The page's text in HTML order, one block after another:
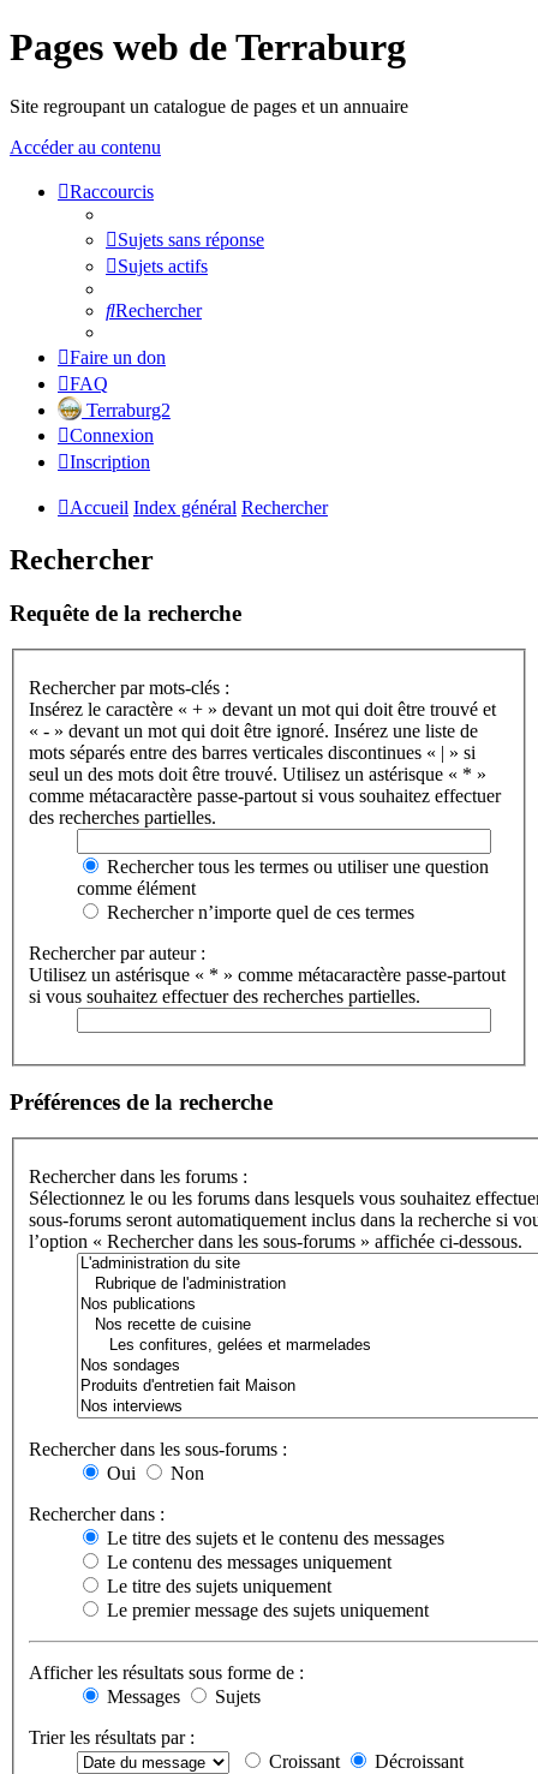
Pages web de Terraburg
Site regroupant un catalogue de pages et un annuaire
Accéder au contenu
Raccourcis
Sujets sans réponse
Sujets actifs
Rechercher
Faire un don
FAQ
Terraburg2
Connexion
Inscription
Accueil Index général Rechercher
Rechercher
Requête de la recherche
Rechercher par mots-clés :
Insérez le caractère « + » devant un mot qui doit être trouvé et
« - » devant un mot qui doit être ignoré. Insérez une liste de
mots séparés entre des barres verticales discontinues « | » si
seul un des mots doit être trouvé. Utilisez un astérisque « * »
comme métacaractère passe-partout si vous souhaitez effectuer
des recherches partielles.
Rechercher tous les termes ou utiliser une question
comme élément
Rechercher n’importe quel de ces termes
Rechercher par auteur :
Utilisez un astérisque « * » comme métacaractère passe-partout
si vous souhaitez effectuer des recherches partielles.
Préférences de la recherche
Rechercher dans les forums :
Sélectionnez le ou les forums dans lesquels vous souhaitez
sous-forums seront automatiquement inclus dans la recherche si
l’option « Rechercher dans les sous-forums » affichée ci-dessous.
Rechercher dans les sous-forums :
Oui
Non
Rechercher dans :
Le titre des sujets et le contenu des messages
Le contenu des messages uniquement
Le titre des sujets uniquement
Le premier message des sujets uniquement
Afficher les résultats sous forme de :
Messages
Sujets
Trier les résultats par :
Croissant
Décroissant